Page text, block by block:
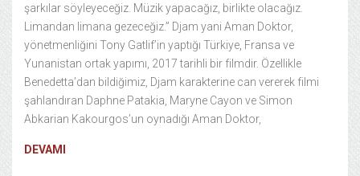
şarkılar söyleyeceğiz. Müzik yapacağız, birlikte olacağız.
Limandan limana gezeceğiz.” Djam yani Aman Doktor,
yönetmenliğini Tony Gatlif’in yaptığı Türkiye, Fransa ve
Yunanistan ortak yapımı, 2017 tarihli bir filmdir. Özellikle
Benedetta’dan bildiğimiz, Djam karakterine can vererek filmi
şahlandıran Daphne Patakia, Maryne Cayon ve Simon
Abkarian Kakourgos’un oynadığı Aman Doktor,
DEVAMI